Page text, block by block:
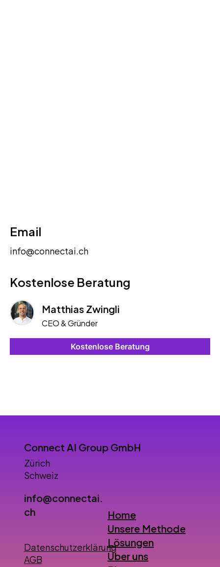
Email
info@connectai.ch
Kostenlose Beratung
Matthias Zwingli
CEO & Gründer
Kostenlose Beratung
Connect AI Group GmbH
Zürich
Schweiz
info@connectai.
ch
Home
Unsere Methode
Lösungen
Über uns
Datenschutzerklärung
AGB